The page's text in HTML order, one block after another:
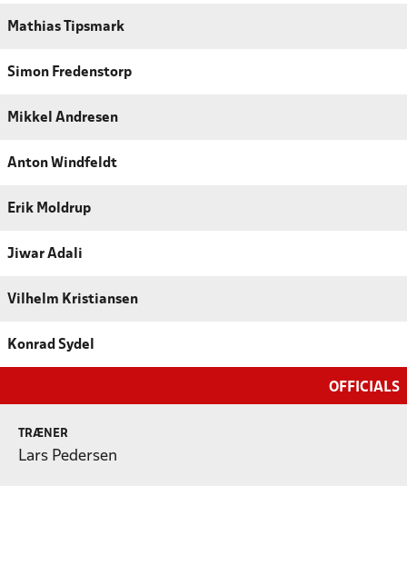
Mathias Tipsmark
Simon Fredenstorp
Mikkel Andresen
Anton Windfeldt
Erik Moldrup
Jiwar Adali
Vilhelm Kristiansen
Konrad Sydel
OFFICIALS
TRÆNER
Lars Pedersen